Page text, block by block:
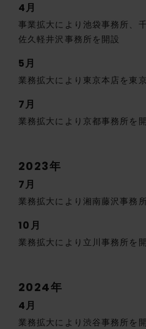
4月
事業拡大により池袋事務所、
佐久軽井沢事務所を開設
5月
業務拡大により東京本店を東
7月
業務拡大により京都事務所を
2023年
7月
業務拡大により湘南藤沢事務
10月
業務拡大により立川事務所を
2024年
4月
業務拡大により渋谷事務所を